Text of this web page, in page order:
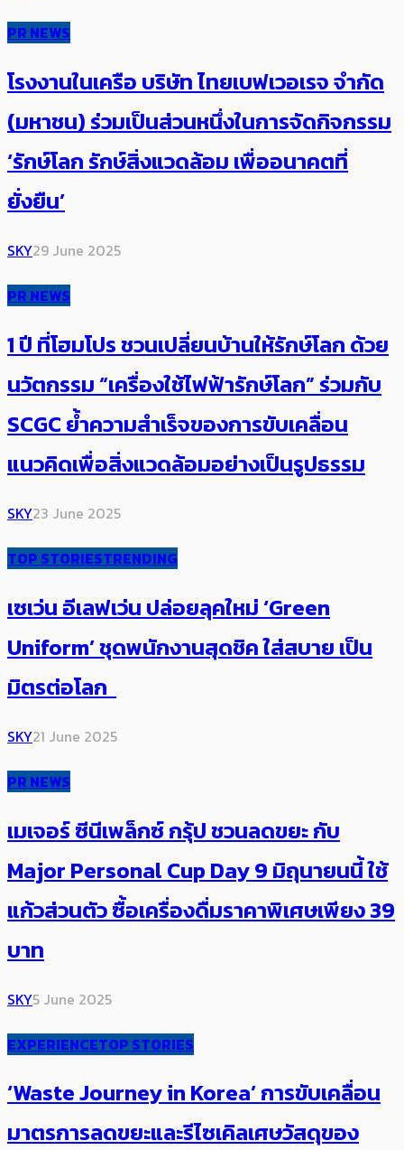
PR NEWS
โรงงานในเครือ บริษัท ไทยเบฟเวอเรจ จำกัด
(มหาชน) ร่วมเป็นส่วนหนึ่งในการจัดกิจกรรม
‘รักษ์โลก รักษ์สิ่งแวดล้อม เพื่ออนาคตที่
ยั่งยืน’
SKY29 June 2025
PR NEWS
1 ปี ที่โฮมโปร ชวนเปลี่ยนบ้านให้รักษ์โลก ด้วย
นวัตกรรม “เครื่องใช้ไฟฟ้ารักษ์โลก” ร่วมกับ
SCGC ย้ำความสำเร็จของการขับเคลื่อน
แนวคิดเพื่อสิ่งแวดล้อมอย่างเป็นรูปธรรม
SKY23 June 2025
TOP STORIESTRENDING
เซเว่น อีเลฟเว่น ปล่อยลุคใหม่ ‘Green
Uniform’ ชุดพนักงานสุดชิค ใส่สบาย เป็น
มิตรต่อโลก
SKY21 June 2025
PR NEWS
เมเจอร์ ซีนีเพล็กซ์ กรุ้ป ชวนลดขยะ กับ
Major Personal Cup Day 9 มิถุนายนนี้ ใช้
แก้วส่วนตัว ซื้อเครื่องดื่มราคาพิเศษเพียง 39
บาท
SKY5 June 2025
EXPERIENCETOP STORIES
‘Waste Journey in Korea’ การขับเคลื่อน
มาตรการลดขยะและรีไซเคิลเศษวัสดุของ